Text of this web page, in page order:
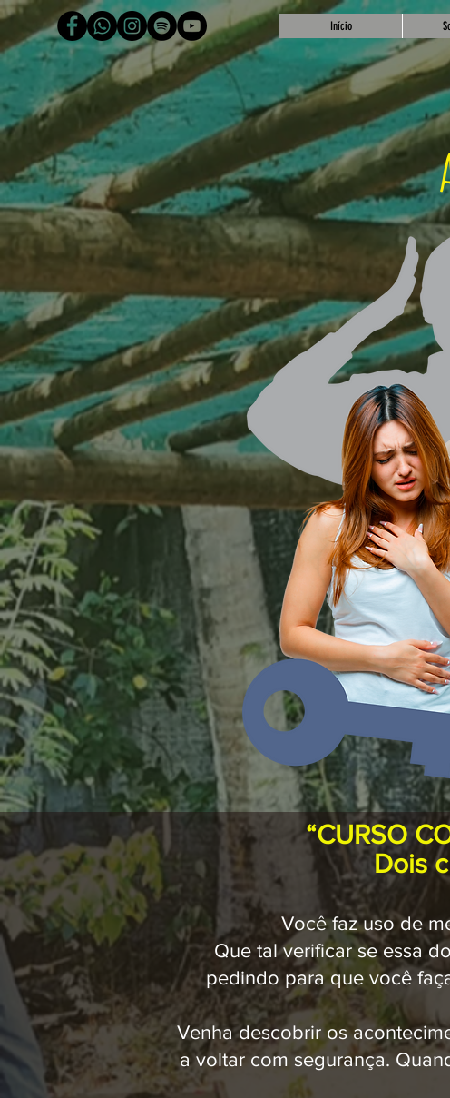
Início
“CURSO
Dois
Você faz uso de
Que tal verificar se essa
pedindo para que você
Venha descobrir os
a voltar com segurança.